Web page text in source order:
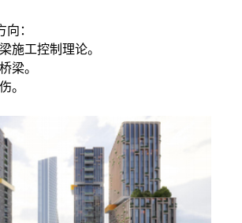
：
施工控制理论。
梁。
。